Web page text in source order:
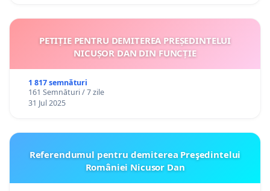
PETIȚIE PENTRU DEMITEREA PREȘEDINTELUI
NICUȘOR DAN DIN FUNCȚIE
1 817 semnături
161 Semnături / 7 zile
31 Jul 2025
Referendumul pentru demiterea Preşedintelui
României Nicusor Dan